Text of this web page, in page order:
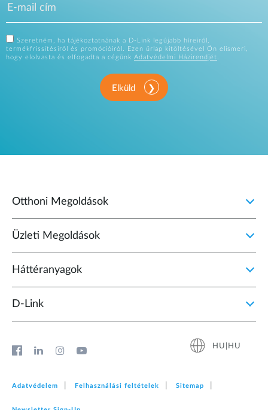
Szeretném, ha tájékoztatnának a D-Link legújabb híreiről,
termékfrissítésiről és promócióiról. Ezen űrlap kitöltésével Ön elismeri,
hogy elolvasta és elfogadta a cégünk Adatvédelmi Házirendjét.
Elküld
Otthoni Megoldások
Üzleti Megoldások
Háttéranyagok
D‑Link
HU|HU
Adatvédelem Felhasználási feltételek Sitemap